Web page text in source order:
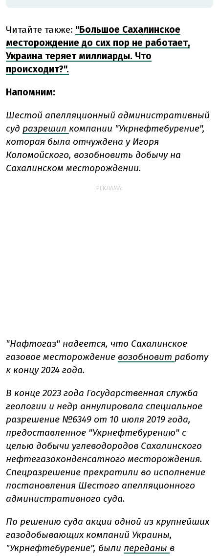
Читайте также: "Большое Сахалинское
месторождение до сих пор не работает,
Украина теряет миллиарды. Что
происходит?".
Напомним:
Шестой апелляционный административный
суд разрешил компании "Укрнефтебурение",
которая была отчуждена у Игоря
Коломойского, возобновить добычу на
Сахалинском месторождении.
РЕКЛАМА:
"Нафтогаз" надеется, что Сахалинское
газовое месторождение возобновит работу
к концу 2024 года.
В конце 2023 года Государственная служба
геологии и недр аннулировала специальное
разрешение №6349 от 10 июля 2019 года,
предоставленное "Укрнефтебурению" с
целью добычи углеводородов Сахалинского
нефтегазоконденсатного месторождения.
Спецразрешение прекратили во исполнение
постановления Шестого апелляционного
административного суда.
По решению суда акции одной из крупнейших
газодобывающих компаний Украины,
"Укрнефтебурение", были переданы в